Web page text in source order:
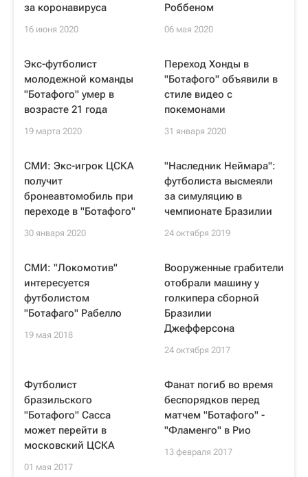
за коронавируса
16 июня 2020
Роббеном
06 мая 2020
Экс-футболист
молодежной команды
"Ботафого" умер в
возрасте 21 года
19 марта 2020
Переход Хонды в
"Ботафого" объявили в
стиле видео с
покемонами
31 января 2020
СМИ: Экс-игрок ЦСКА
получит
бронеавтомобиль при
переходе в "Ботафого"
30 января 2020
"Наследник Неймара":
футболиста высмеяли
за симуляцию в
чемпионате Бразилии
24 октября 2019
СМИ: "Локомотив"
интересуется
футболистом
"Ботафаго" Рабелло
19 мая 2018
Вооруженные грабители
отобрали машину у
голкипера сборной
Бразилии
Джефферсона
24 октября 2017
Футболист
бразильского
"Ботафого" Сасса
может перейти в
московский ЦСКА
01 мая 2017
Фанат погиб во время
беспорядков перед
матчем "Ботафого" -
"Фламенго" в Рио
13 февраля 2017